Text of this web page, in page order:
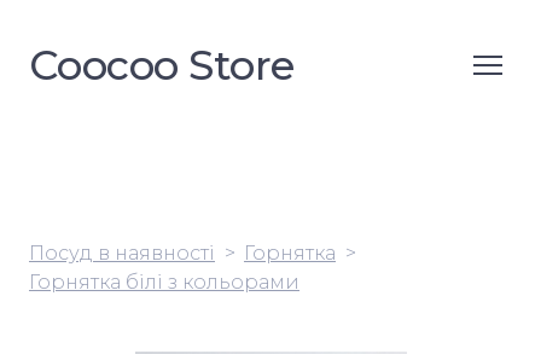
Coocoo Store
Посуд в наявності
Горнятка
Горнятка білі з кольорами